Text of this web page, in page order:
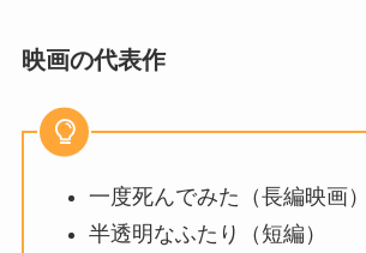
映画の代表作
一度死んでみた（長編映画）
半透明なふたり（短編）